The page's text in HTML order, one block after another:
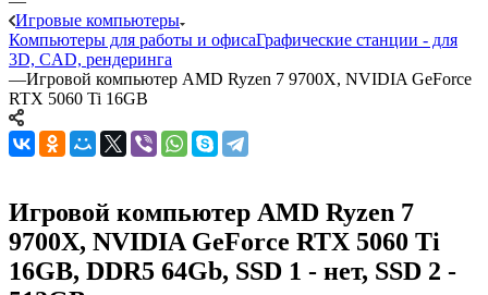
Игровые компьютеры
Компьютеры для работы и офисаГрафические станции - для
3D, CAD, рендеринга
—Игровой компьютер AMD Ryzen 7 9700X, NVIDIA GeForce
RTX 5060 Ti 16GB
Игровой компьютер AMD Ryzen 7
9700X, NVIDIA GeForce RTX 5060 Ti
16GB, DDR5 64Gb, SSD 1 - нет, SSD 2 -